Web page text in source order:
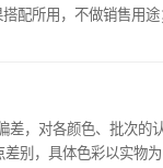
配所用，不做销售用途
差，对各颜色、批次的
别，具体色彩以实物为